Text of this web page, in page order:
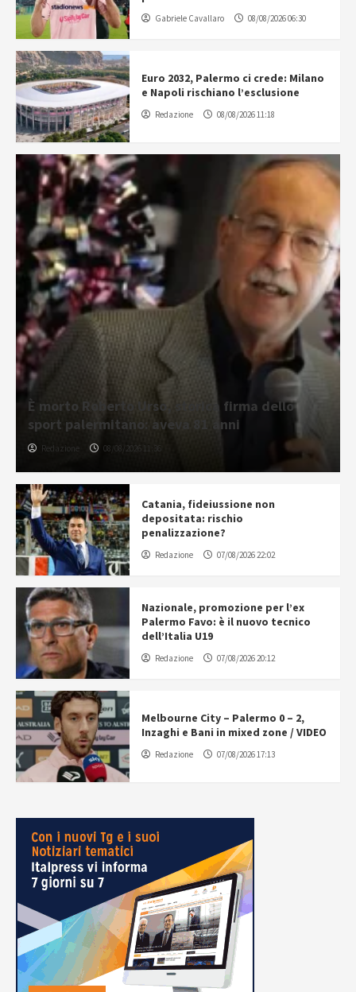
Gabriele Cavallaro 08/08/2026 06:30
Euro 2032, Palermo ci crede: Milano
e Napoli rischiano l’esclusione
Redazione 08/08/2026 11:18
È morto Roberto Urso, storica firma dello
sport palermitano: aveva 81 anni
Redazione 08/08/2026 11:36
Catania, fideiussione non
depositata: rischio
penalizzazione?
Redazione 07/08/2026 22:02
Nazionale, promozione per l’ex
Palermo Favo: è il nuovo tecnico
dell’Italia U19
Redazione 07/08/2026 20:12
Melbourne City – Palermo 0 – 2,
Inzaghi e Bani in mixed zone / VIDEO
Redazione 07/08/2026 17:13